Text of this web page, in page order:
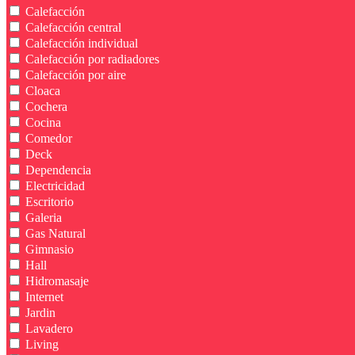
Calefacción
Calefacción central
Calefacción individual
Calefacción por radiadores
Calefacción por aire
Cloaca
Cochera
Cocina
Comedor
Deck
Dependencia
Electricidad
Escritorio
Galeria
Gas Natural
Gimnasio
Hall
Hidromasaje
Internet
Jardin
Lavadero
Living